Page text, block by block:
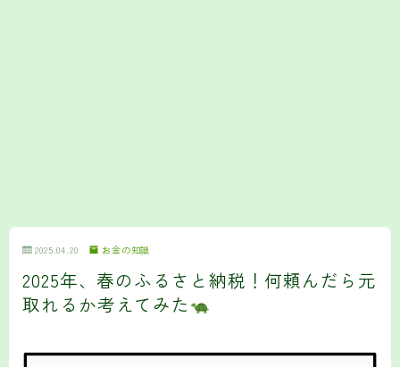
2025.04.20 お金の知識
2025年、春のふるさと納税！何頼んだら元
取れるか考えてみた